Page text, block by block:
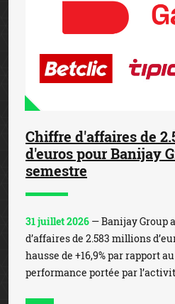
Chiffre d'affaires de
d'euros pour Banijay
semestre
31 juillet 2026 — Banijay Group
d’affaires de 2.583 millions
hausse de +16,9% par rapport
performance portée par